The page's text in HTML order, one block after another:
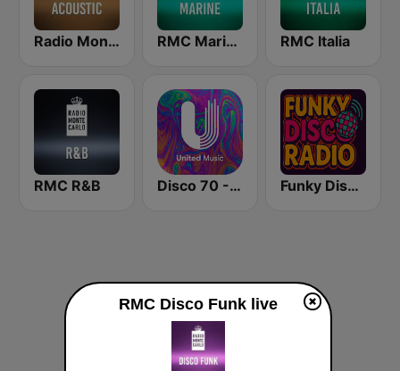
Radio Monte Carlo Acoustic RMC Marine RMC Italia
RMC R&B Disco 70 - United Music Funky Disco Radio
RMC Disco Funk live